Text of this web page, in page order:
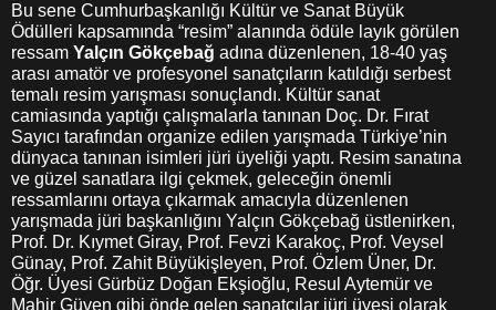
Bu sene Cumhurbaşkanlığı Kültür ve Sanat Büyük
Ödülleri kapsamında “resim” alanında ödüle layık görülen
ressam Yalçın Gökçebağ adına düzenlenen, 18-40 yaş
arası amatör ve profesyonel sanatçıların katıldığı serbest
temalı resim yarışması sonuçlandı. Kültür sanat
camiasında yaptığı çalışmalarla tanınan Doç. Dr. Fırat
Sayıcı tarafından organize edilen yarışmada Türkiye’nin
dünyaca tanınan isimleri jüri üyeliği yaptı. Resim sanatına
ve güzel sanatlara ilgi çekmek, geleceğin önemli
ressamlarını ortaya çıkarmak amacıyla düzenlenen
yarışmada jüri başkanlığını Yalçın Gökçebağ üstlenirken,
Prof. Dr. Kıymet Giray, Prof. Fevzi Karakoç, Prof. Veysel
Günay, Prof. Zahit Büyükişleyen, Prof. Özlem Üner, Dr.
Öğr. Üyesi Gürbüz Doğan Ekşioğlu, Resul Aytemür ve
Mahir Güven gibi önde gelen sanatçılar jüri üyesi olarak